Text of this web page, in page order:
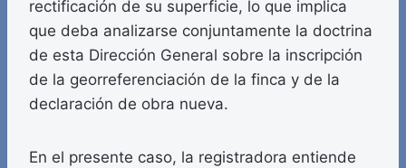
rectificación de su superficie, lo que implica
que deba analizarse conjuntamente la doctrina
de esta Dirección General sobre la inscripción
de la georreferenciación de la finca y de la
declaración de obra nueva.
En el presente caso, la registradora entiende